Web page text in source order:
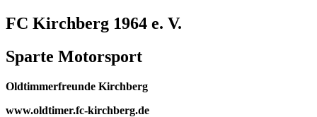
FC Kirchberg 1964 e. V.
Sparte Motorsport
Oldtimmerfreunde Kirchberg
www.oldtimer.fc-kirchberg.de